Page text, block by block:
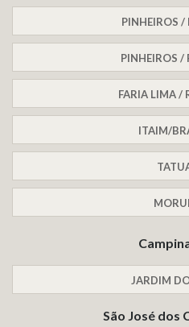
PINHEIROS /
PINHEIROS /
FARIA LIMA /
ITAIM/
JARDIM
São José dos